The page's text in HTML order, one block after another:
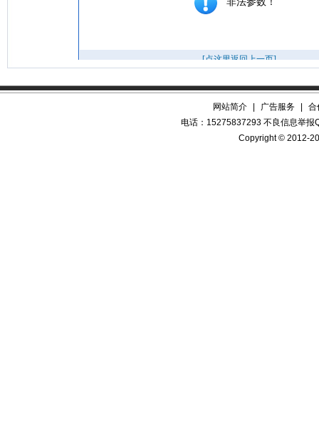
网站简介 广告服务
合
电话：15275837293 不良信息举
Copyright © 2012-